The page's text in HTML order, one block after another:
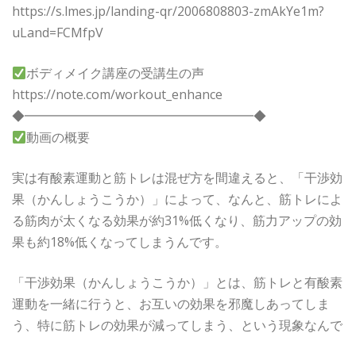
https://s.lmes.jp/landing-qr/2006808803-zmAkYe1m?
uLand=FCMfpV
ボディメイク講座の受講生の声
https://note.com/workout_enhance
◆━━━━━━━━━━━━━━━━━━◆
動画の概要
実は有酸素運動と筋トレは混ぜ方を間違えると、「干渉効
果（かんしょうこうか）」によって、なんと、筋トレによ
る筋肉が太くなる効果が約31%低くなり、筋力アップの効
果も約18%低くなってしまうんです。
「干渉効果（かんしょうこうか）」とは、筋トレと有酸素
運動を一緒に行うと、お互いの効果を邪魔しあってしま
う、特に筋トレの効果が減ってしまう、という現象なんで